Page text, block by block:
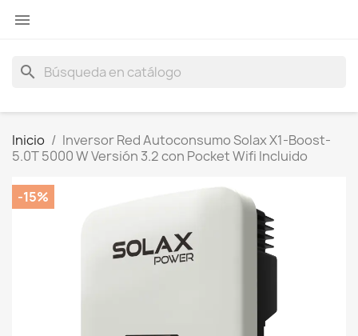

search
Inicio
Inversor Red Autoconsumo Solax X1-Boost-
5.0T 5000 W Versión 3.2 con Pocket Wifi Incluido
-15%